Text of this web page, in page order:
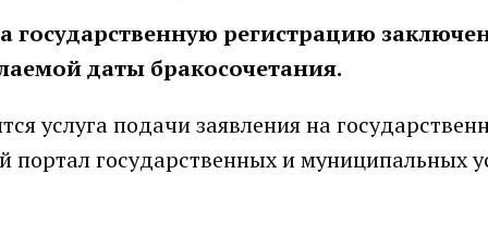
государственную регистрацию
даты бракосочетания.
услуга подачи заявления на
государственных и муниципальных